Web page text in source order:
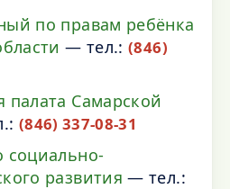
по правам ребёнка
— тел.:(846)
палата Самарской
(846) 337-08-31
социально-
развития — тел.: